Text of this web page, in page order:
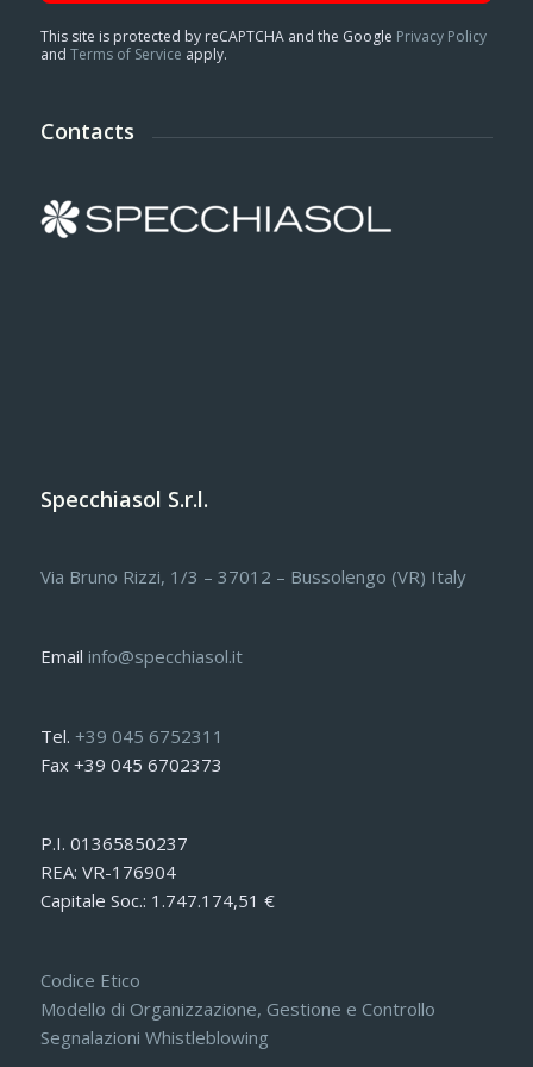
This site is protected by reCAPTCHA and the Google Privacy Policy
and Terms of Service apply.
Contacts
Specchiasol S.r.l.
Via Bruno Rizzi, 1/3 – 37012 – Bussolengo (VR) Italy
Email info@specchiasol.it
Tel. +39 045 6752311
Fax +39 045 6702373
P.I. 01365850237
REA: VR-176904
Capitale Soc.: 1.747.174,51 €
Codice Etico
Modello di Organizzazione, Gestione e Controllo
Segnalazioni Whistleblowing